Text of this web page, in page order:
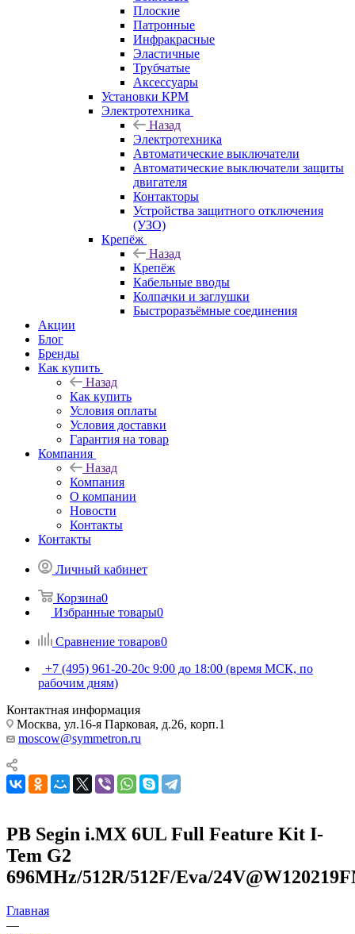
Плоские
Патронные
Инфракрасные
Эластичные
Трубчатые
Аксессуары
Установки КРМ
Электротехника
Назад
Электротехника
Автоматические выключатели
Автоматические выключатели защиты
двигателя
Контакторы
Устройства защитного отключения
(УЗО)
Крепёж
Назад
Крепёж
Кабельные вводы
Колпачки и заглушки
Быстроразъёмные соединения
Акции
Блог
Бренды
Как купить
Назад
Как купить
Условия оплаты
Условия доставки
Гарантия на товар
Компания
Назад
Компания
О компании
Новости
Контакты
Контакты
Личный кабинет
Корзина0
Избранные товары0
Сравнение товаров0
+7 (495) 961-20-20с 9:00 до 18:00 (время МСК, по
рабочим дням)
Контактная информация
Москва, ул.16-я Парковая, д.26, корп.1
moscow@symmetron.ru
PB Segin i.MX 6UL Full Feature Kit I-
Tem G2
696MHz/512R/512F/Eva/
Главная
—